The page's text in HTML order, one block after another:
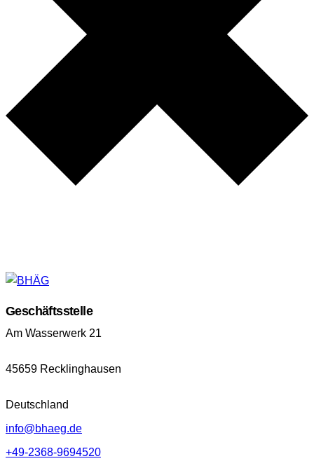
Geschäftsstelle
Am Wasserwerk 21
45659 Recklinghausen
Deutschland
info@bhaeg.de
+49-2368-9694520